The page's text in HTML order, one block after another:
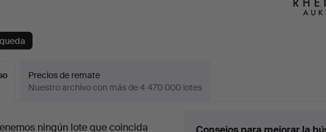
Precios de remate
Nuestro archivo con más de 4 470 000 lotes
ningún lote que coincida